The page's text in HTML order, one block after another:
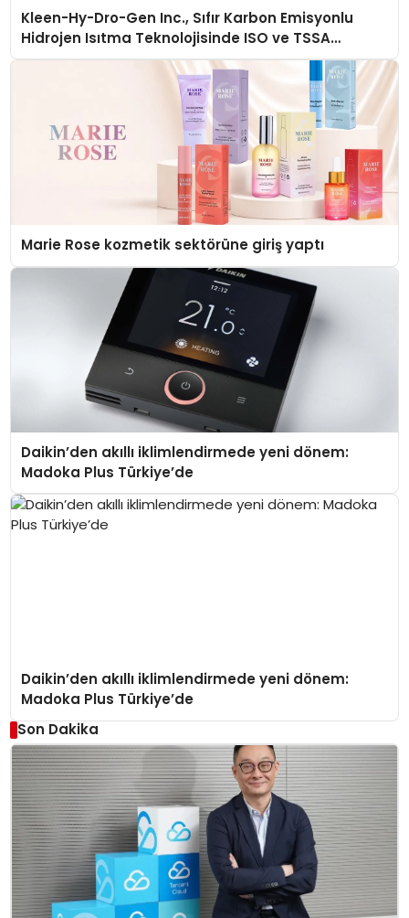
Kleen-Hy-Dro-Gen Inc., Sıfır Karbon Emisyonlu
Hidrojen Isıtma Teknolojisinde ISO ve TSSA
Düzenleyici Onaylarını Aldı
Marie Rose kozmetik sektörüne giriş yaptı
Daikin’den akıllı iklimlendirmede yeni dönem:
Madoka Plus Türkiye’de
Daikin’den akıllı iklimlendirmede yeni dönem:
Madoka Plus Türkiye’de
Son Dakika